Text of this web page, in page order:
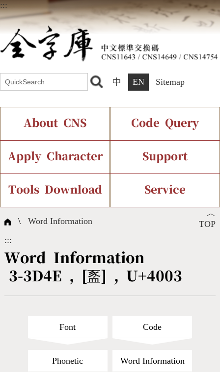
:::
中 EN Sitemap
About CNS
Introduction Current Status
Chinese Code Status
Terms
International Org.
Code Query
IDS Query
Components Query
Composite Query
Bopomofo Query
Cang-Jie Query
Apply Character
Application Process
Support
Font Instant Display
Character Creation
CNS Authorization
Tools Download
Character Create Tools
Fonts Download
Service
FAQ
Satisfaction Survey
︿
TOP
\Word Information
:::
Word Information
3-3D4E , [䀃] , U+4003
Font Code
Phonetic Word Information